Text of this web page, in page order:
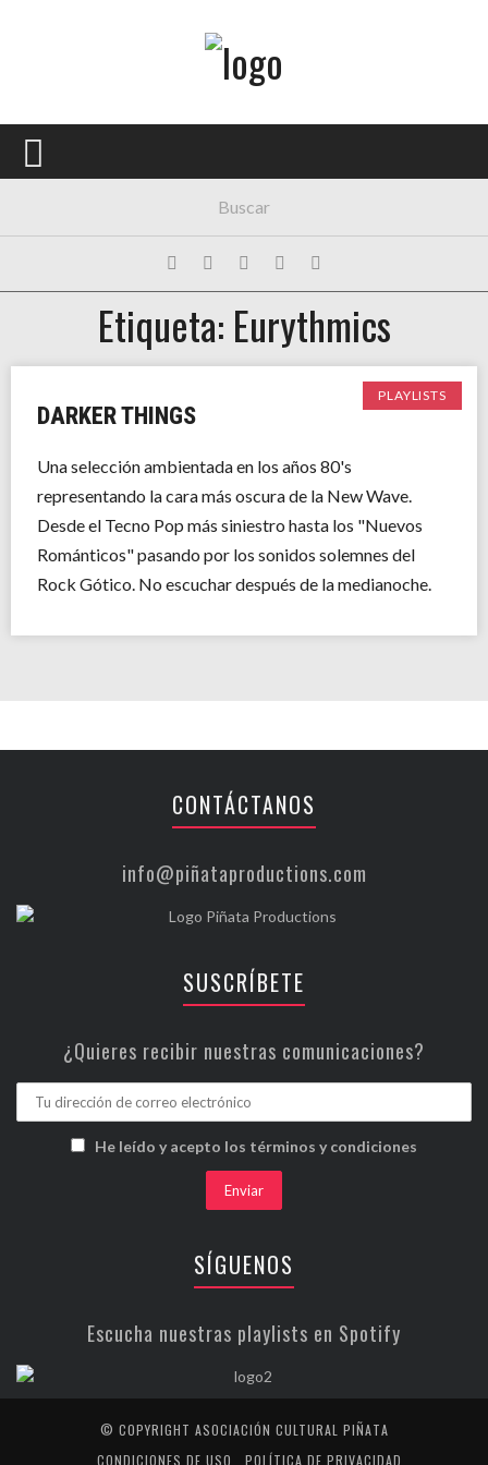
PORTADA
FESTIVALES
EXPOSICIONES
HISTORIAS
Etiqueta: Eurythmics
PLAYLISTS
DARKER THINGS
Una selección ambientada en los años 80's
representando la cara más oscura de la New Wave.
Desde el Tecno Pop más siniestro hasta los "Nuevos
Románticos" pasando por los sonidos solemnes del
Rock Gótico. No escuchar después de la medianoche.
CONTÁCTANOS
info@piñataproductions.com
SUSCRÍBETE
¿Quieres recibir nuestras comunicaciones?
He leído y acepto los términos y condiciones
SÍGUENOS
Escucha nuestras playlists en Spotify
© COPYRIGHT ASOCIACIÓN CULTURAL PIÑATA
CONDICIONES DE USO
POLÍTICA DE PRIVACIDAD